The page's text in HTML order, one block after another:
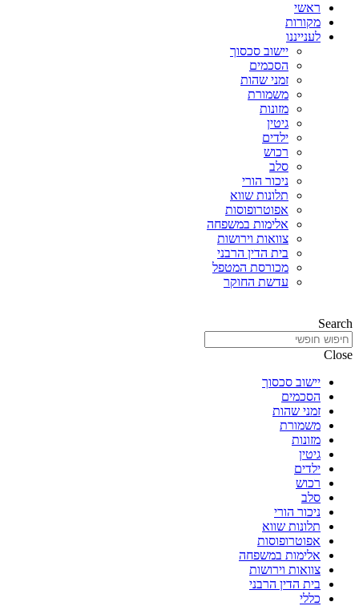
ראשי
מקורות
לענייננו
יישוב סכסוך
הסכמים
זמני שהות
משמורת
מזונות
גיטין
ילדים
רכוש
סלב
ניכור הורי
תלונות שווא
אפוטרופוסות
אלימות במשפחה
צוואות וירושות
בית הדין הרבני
מכורסת המטפל
עדשת החוקר
Search
Close
יישוב סכסוך
הסכמים
זמני שהות
משמורת
מזונות
גיטין
ילדים
רכוש
סלב
ניכור הורי
תלונות שווא
אפוטרופוסות
אלימות במשפחה
צוואות וירושות
בית הדין הרבני
כללי